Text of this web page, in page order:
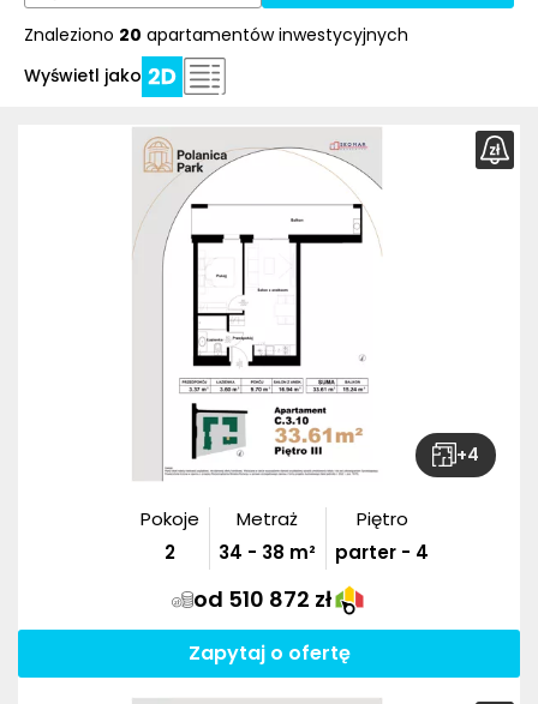
Znaleziono 20 apartamentów inwestycyjnych
Wyświetl jako
+4
Pokoje
2
Metraż
34 - 38 m²
Piętro
parter - 4
od 510 872 zł
Zapytaj o ofertę